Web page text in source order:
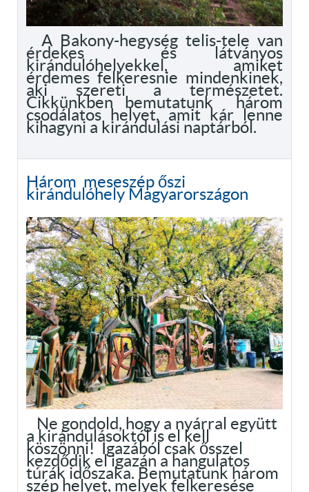
A Bakony-hegység telis-tele van
érdekes és látványos
kirándulóhelyekkel, amiket
érdemes felkeresnie mindenkinek,
aki szereti a természetet.
Cikkünkben bemutatunk három
csodálatos helyet, amit kár lenne
kihagyni a kirándulási naptárból.
Három meseszép őszi
kirándulóhely Magyarországon
Ne gondold, hogy a nyárral együtt
a kirándulásoktól is el kell
köszönni! Igazából csak ősszel
kezdődik el igazán a hangulatos
túrák időszaka. Bemutatunk három
szép helyet, melyek felkeresése